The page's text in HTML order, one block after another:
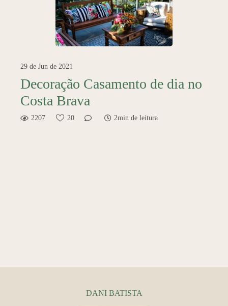
29 de Jun de 2021
Decoração Casamento de dia no
Costa Brava
2207 20 2min de leitura
DANI BATISTA